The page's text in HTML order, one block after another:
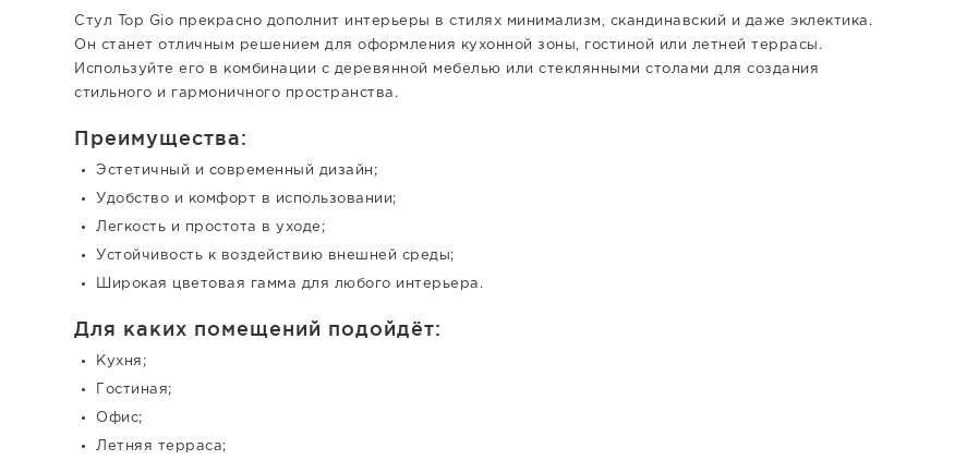
Стул Top Gio прекрасно дополнит интерьеры в стилях минимализм, скандинавский и даже эклектика.
Он станет отличным решением для оформления кухонной зоны, гостиной или летней террасы.
Используйте его в комбинации с деревянной мебелью или стеклянными столами для создания
стильного и гармоничного пространства.
Преимущества:
Эстетичный и современный дизайн;
Удобство и комфорт в использовании;
Легкость и простота в уходе;
Устойчивость к воздействию внешней среды;
Широкая цветовая гамма для любого интерьера.
Для каких помещений подойдёт:
Кухня;
Гостиная;
Офис;
Летняя терраса;